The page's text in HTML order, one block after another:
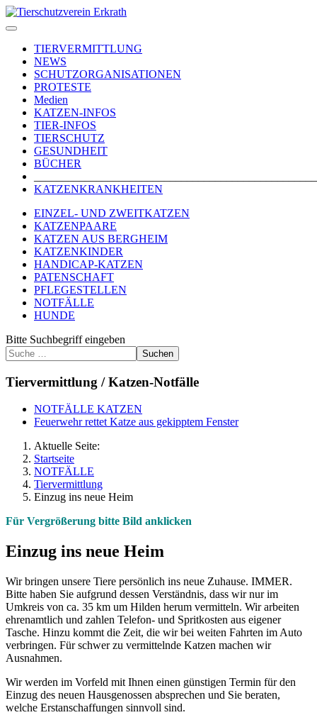
TIERVERMITTLUNG
NEWS
SCHUTZORGANISATIONEN
PROTESTE
Medien
KATZEN-INFOS
TIER-INFOS
TIERSCHUTZ
GESUNDHEIT
BÜCHER
KATZENKRANKHEITEN
EINZEL- UND ZWEITKATZEN
KATZENPAARE
KATZEN AUS BERGHEIM
KATZENKINDER
HANDICAP-KATZEN
PATENSCHAFT
PFLEGESTELLEN
NOTFÄLLE
HUNDE
Bitte Suchbegriff eingeben
Suchen
Tiervermittlung / Katzen-Notfälle
NOTFÄLLE KATZEN
Feuerwehr rettet Katze aus gekipptem Fenster
Aktuelle Seite:
Startseite
NOTFÄLLE
Tiervermittlung
Einzug ins neue Heim
Für Vergrößerung bitte Bild anklicken
Einzug ins neue Heim
Wir bringen unsere Tiere persönlich ins neue Zuhause. IMMER.
Bitte haben Sie aufgrund dessen Verständnis, dass wir nur im
Umkreis von ca. 35 km um Hilden herum vermitteln. Wir arbeiten
ehrenamtlich und zahlen Telefon- und Spritkosten aus eigener
Tasche. Hinzu kommt die Zeit, die wir bei weiten Fahrten im Auto
verbringen. Für schwer zu vermittelnde Katzen machen wir
Ausnahmen.
Wir werden im Vorfeld mit Ihnen einen günstigen Termin für den
Einzug des neuen Hausgenossen absprechen und Sie beraten,
welche Erstanschaffungen sinnvoll sind.